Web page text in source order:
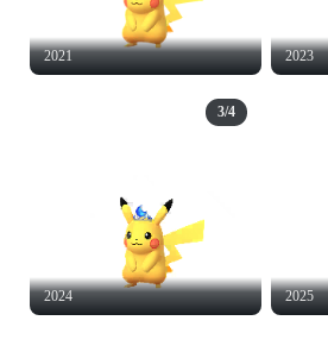
2021 2023
2024
3/4
2025